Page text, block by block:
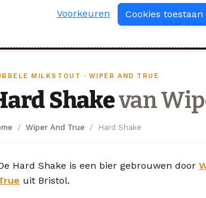
Stel
MILKSTOUT · WIPER AND TRUE
Shakevan
Wiper And True Hard Shake
Hard Shake is een bier gebrouwen door
uit Bristol.
Voorkeuren Cookies toestaan